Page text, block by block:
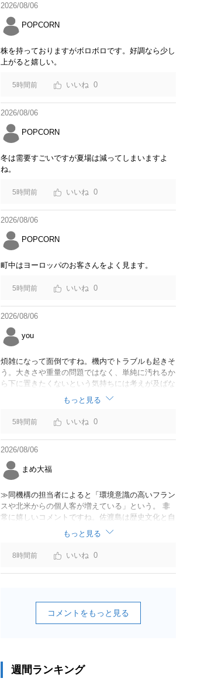
2026/08/06
POPCORN
株を持っておりますがボロボロです。好調なら少し
上がると嬉しい。
5時間前 0
2026/08/06
POPCORN
冬は需要すごいですが夏場は減ってしまいますよ
ね。
5時間前 0
2026/08/06
POPCORN
町中はヨーロッパのお客さんをよく見ます。
5時間前 0
2026/08/06
you
煩雑になって面倒ですね。機内でトラブルも起きそ
う。大きさや重量の問題ではなく、単純に汚れるか
ら下に置きたくないという気持ちには考えが及ばな
かったのでしょうかね。いっそ、荷物棚を撤去した
座席を作って、座席指定も荷物も含んだプランとす
べて無しで格安プランで分けてもらった方がシンプ
ルで分かりやすいかも。どんどん料金が細分化され
て面倒です。
もっと見る
5時間前 0
2026/08/06
まめ大福
≫同機構の担当者によると「環境意識の高いフラン
スや北米からの個人客が増えている」という。 非
常に嬉しいコメントですね。佐渡島は歴史文化と自
然が相まっての土地となっているので、個人的には
環境意識の低い人は来ないでほしいです。「金がと
れるんじゃないか」と勝手に穴掘ったりしそうな国
の人は来ないでほしいですね。
もっと見る
8時間前 0
コメントをもっと見る
週間ランキング